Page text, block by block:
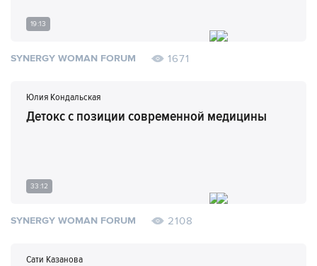
19:13
SYNERGY WOMAN FORUM 1671
Юлия Кондальская
Детокс с позиции современной медицины
33:12
SYNERGY WOMAN FORUM 2108
Сати Казанова